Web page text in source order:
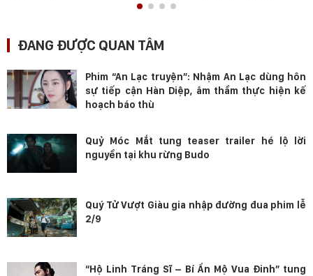
ĐANG ĐƯỢC QUAN TÂM
Phim “An Lạc truyện”: Nhậm An Lạc dùng hôn
sự tiếp cận Hàn Diệp, âm thầm thực hiện kế
hoạch báo thù
Quỷ Móc Mắt tung teaser trailer hé lộ lời
nguyền tại khu rừng Budo
Quý Tử Vượt Giàu gia nhập đường đua phim lễ
2/9
“Hộ Linh Tráng Sĩ – Bí Ẩn Mộ Vua Đinh” tung